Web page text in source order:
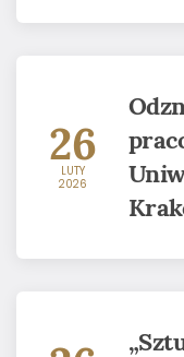
26
LUTY
2026